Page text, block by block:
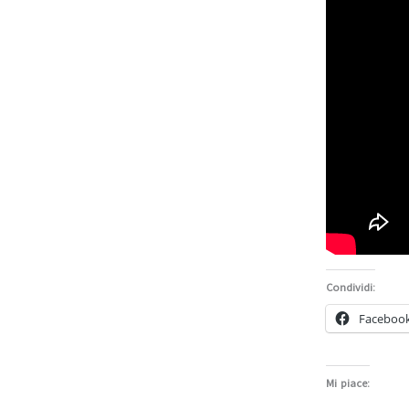
Condividi:
Mi piace: